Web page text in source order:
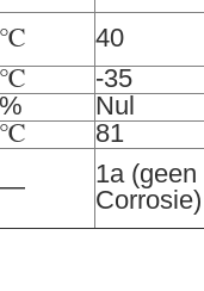
℃
40
℃
-35
%
Nul
℃
81
—
1a (geen
Corrosie)